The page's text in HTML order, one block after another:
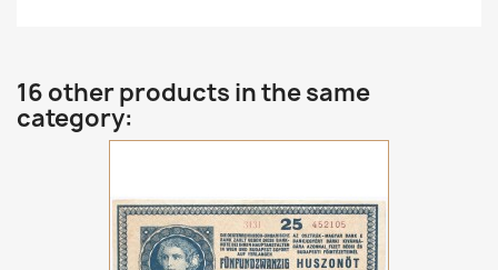
16 other products in the same
category: